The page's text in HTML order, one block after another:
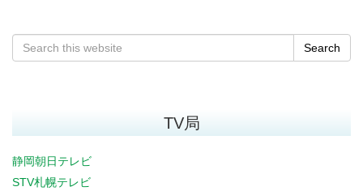
Search
TV局
静岡朝日テレビ
STV札幌テレビ